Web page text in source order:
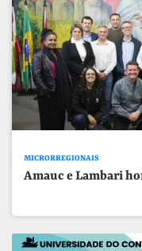
MICRORREGIONAIS
Amauc e Lambari